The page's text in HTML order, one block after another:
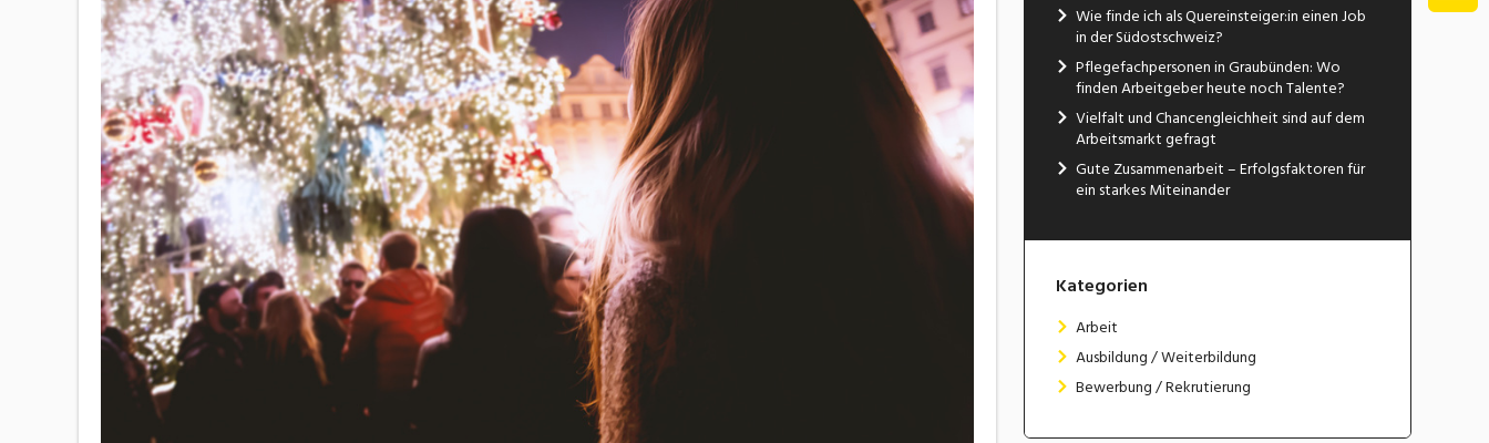
Wie finde ich als Quereinsteiger:in einen Job
in der Südostschweiz?
Pflegefachpersonen in Graubünden: Wo
finden Arbeitgeber heute noch Talente?
Vielfalt und Chancengleichheit sind auf dem
Arbeitsmarkt gefragt
Gute Zusammenarbeit – Erfolgsfaktoren für
ein starkes Miteinander
Kategorien
Arbeit
Ausbildung / Weiterbildung
Bewerbung / Rekrutierung